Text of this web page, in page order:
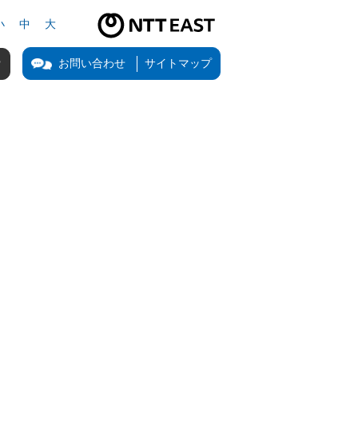
中 大
NTT東日本公式サイト（新しいタブで開きます）
お問い合わせ サイトマップ